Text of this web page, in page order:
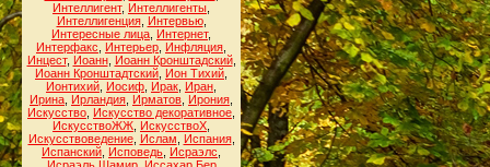
Интеллигент, Интеллигенты
Интеллигенция, Интервью,
Интересные лица Интернет,
Интерфакс
Интерьер Инфляция
Инцест, Иоанн, Иоанн Кронштадский,
Иоанн Кронштадтский Ион Тихий
Ионтихий Иосиф Ирак Иран
Ирина Ирландия Ирматов Ирония
Искусство Искусство декоративное
ИскусствоЖЖ ИскусствоХ
Искусствоведение, Ислам Испания,
Испанский Исповедь Исраэлс